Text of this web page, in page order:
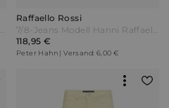
Wide Fit-Hose Modell Palina R Long Raffaello Rossi beige
Raffaello Rossi
7/8-Jeans Modell Hanni Raffaello Rossi weiss Weiß
118,95 €
Peter Hahn | Versand: 6,00 €